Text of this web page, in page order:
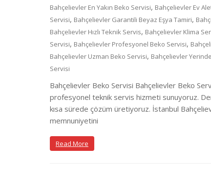
Bahçelievler En Yakın Beko Servisi, Bahçelievler Ev
Servisi, Bahçelievler Garantili Beyaz Eşya Tamiri,
Bahçelievler Hızlı Teknik Servis, Bahçelievler Klima
Servisi, Bahçelievler Profesyonel Beko Servisi,
Bahçelievler Uzman Beko Servisi, Bahçelievler
Servisi
Bahçelievler Beko Servisi Bahçelievler Beko
profesyonel teknik servis hizmeti sunuyoruz.
kısa sürede çözüm üretiyoruz. İstanbul
memnuniyetini
Read More